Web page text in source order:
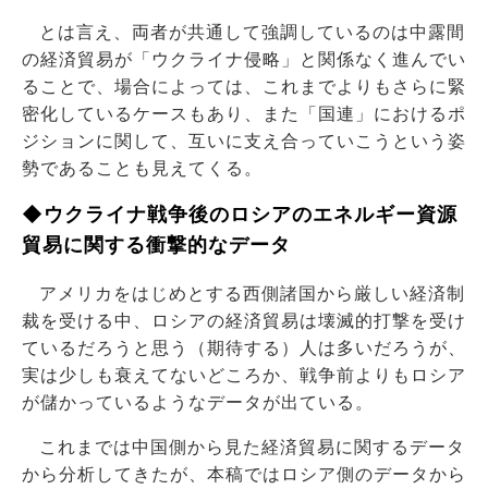
とは言え、両者が共通して強調しているのは中露間
の経済貿易が「ウクライナ侵略」と関係なく進んでい
ることで、場合によっては、これまでよりもさらに緊
密化しているケースもあり、また「国連」におけるポ
ジションに関して、互いに支え合っていこうという姿
勢であることも見えてくる。
◆ウクライナ戦争後のロシアのエネルギー資源
貿易に関する衝撃的なデータ
アメリカをはじめとする西側諸国から厳しい経済制
裁を受ける中、ロシアの経済貿易は壊滅的打撃を受け
ているだろうと思う（期待する）人は多いだろうが、
実は少しも衰えてないどころか、戦争前よりもロシア
が儲かっているようなデータが出ている。
これまでは中国側から見た経済貿易に関するデータ
から分析してきたが、本稿ではロシア側のデータから